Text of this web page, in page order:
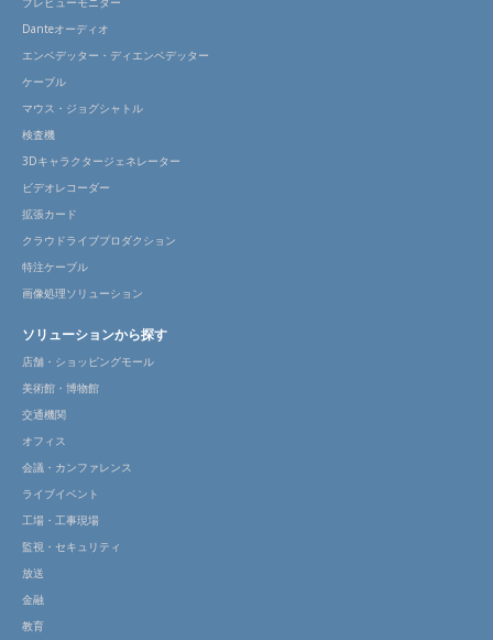
Danteオーディオ
エンベデッター・ディエンベデッター
ケーブル
マウス・ジョグシャトル
検査機
3Dキャラクタージェネレーター
ビデオレコーダー
拡張カード
クラウドライブプロダクション
特注ケーブル
画像処理ソリューション
ソリューションから探す
店舗・ショッピングモール
美術館・博物館
交通機関
オフィス
会議・カンファレンス
ライブイベント
工場・工事現場
監視・セキュリティ
放送
金融
教育